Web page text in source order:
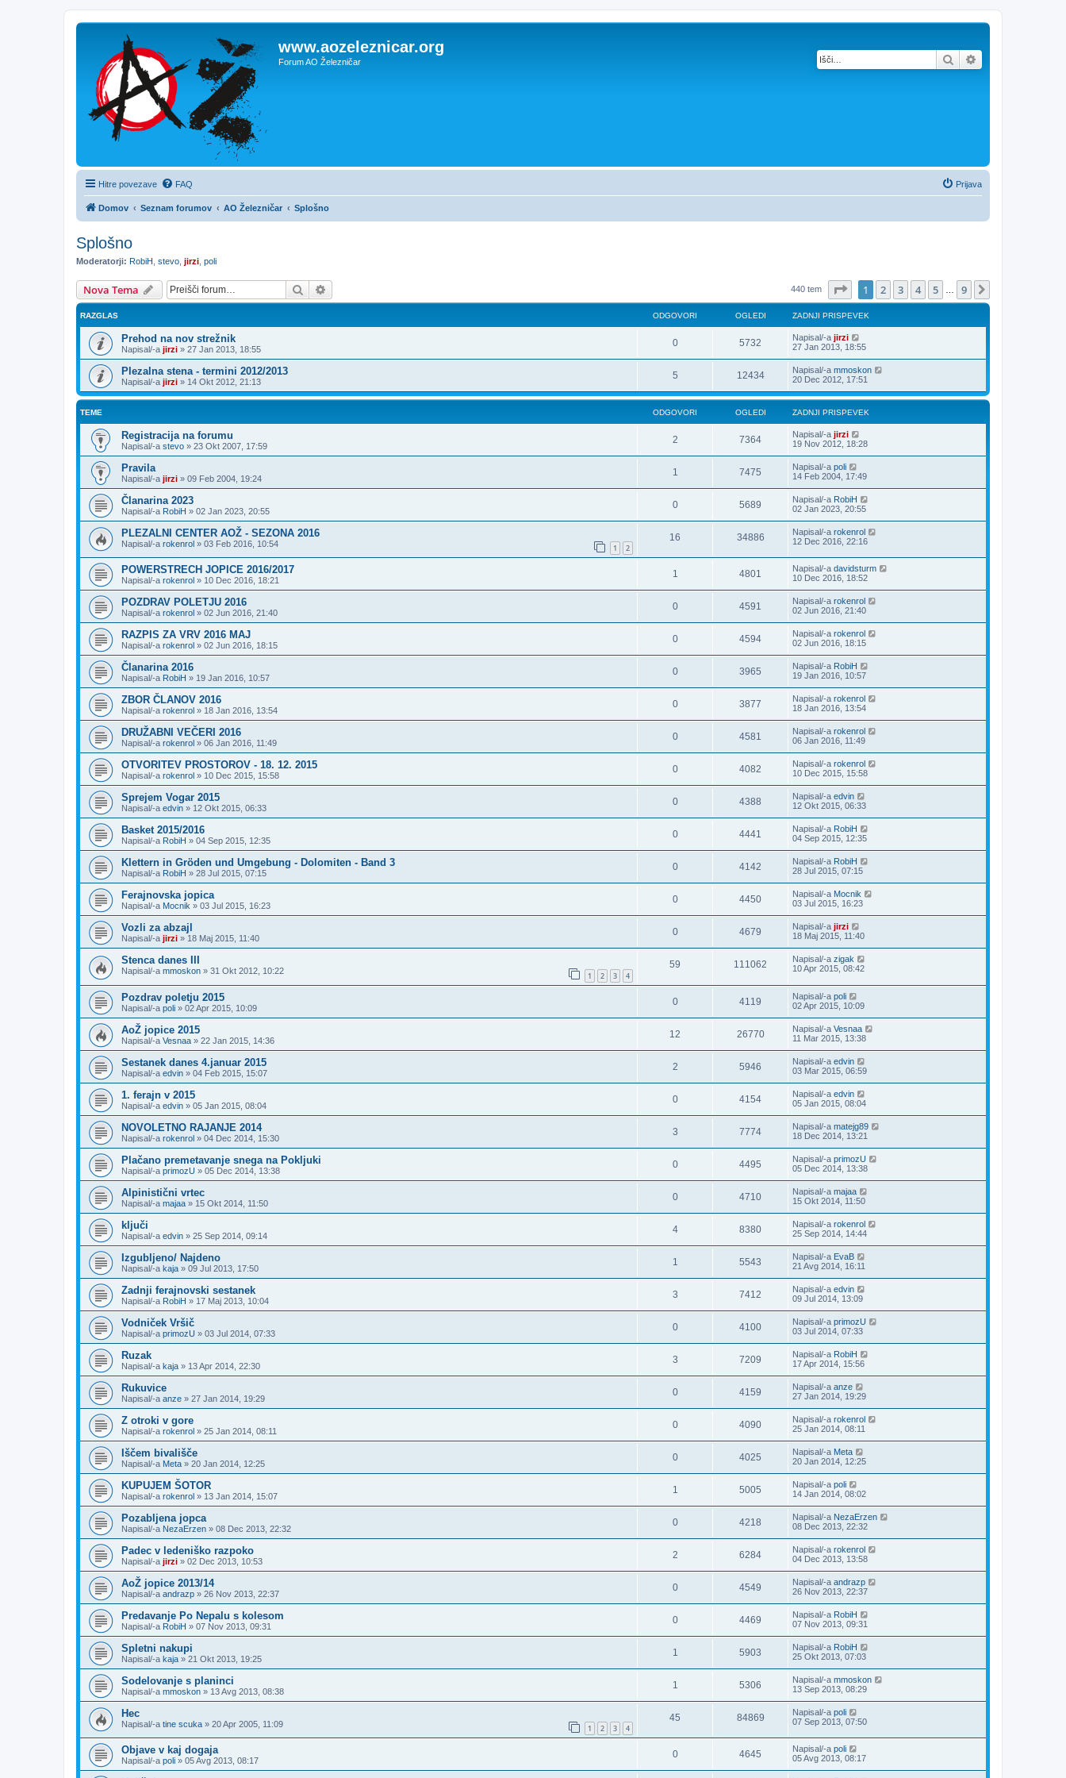
www.aozeleznicar.org
Forum AO Železničar Iskanje
Hitre povezave FAQ Prijava
Domov Seznam forumov AO Železničar Splošno
Splošno
Moderatorji: RobiH stevo jirzi poli
Nova Tema Iskanje 440 tem Stran 1od9
1 2 3 4 5 9
RAZGLAS ODGOVORI OGLEDI ZADNJI PRISPEVEK
Prehod na nov strežnik
Napisal/-a jirzi » 27 Jan 2013, 18:55
0 5732 Napisal/-a jirzi
27 Jan 2013, 18:55
Plezalna stena - termini 2012/2013
Napisal/-a jirzi » 14 Okt 2012, 21:13
5 12434 Napisal/-a mmoskon
20 Dec 2012, 17:51
TEME ODGOVORI OGLEDI ZADNJI PRISPEVEK
Registracija na forumu
Napisal/-a stevo » 23 Okt 2007, 17:59
2 7364 Napisal/-a jirzi
19 Nov 2012, 18:28
Pravila
Napisal/-a jirzi » 09 Feb 2004, 19:24
1 7475 Napisal/-a poli
14 Feb 2004, 17:49
Članarina 2023
Napisal/-a RobiH » 02 Jan 2023, 20:55
0 5689 Napisal/-a RobiH
02 Jan 2023, 20:55
PLEZALNI CENTER AOŽ - SEZONA 2016
Napisal/-a rokenrol » 03 Feb 2016, 10:54 1 2
16 34886 Napisal/-a rokenrol
12 Dec 2016, 22:16
POWERSTRECH JOPICE 2016/2017
Napisal/-a rokenrol » 10 Dec 2016, 18:21
1 4801 Napisal/-a davidsturm
10 Dec 2016, 18:52
POZDRAV POLETJU 2016
Napisal/-a rokenrol » 02 Jun 2016, 21:40
0 4591 Napisal/-a rokenrol
02 Jun 2016, 21:40
RAZPIS ZA VRV 2016 MAJ
Napisal/-a rokenrol » 02 Jun 2016, 18:15
0 4594 Napisal/-a rokenrol
02 Jun 2016, 18:15
Članarina 2016
Napisal/-a RobiH » 19 Jan 2016, 10:57
0 3965 Napisal/-a RobiH
19 Jan 2016, 10:57
ZBOR ČLANOV 2016
Napisal/-a rokenrol » 18 Jan 2016, 13:54
0 3877 Napisal/-a rokenrol
18 Jan 2016, 13:54
DRUŽABNI VEČERI 2016
Napisal/-a rokenrol » 06 Jan 2016, 11:49
0 4581 Napisal/-a rokenrol
06 Jan 2016, 11:49
OTVORITEV PROSTOROV - 18. 12. 2015
Napisal/-a rokenrol » 10 Dec 2015, 15:58
0 4082 Napisal/-a rokenrol
10 Dec 2015, 15:58
Sprejem Vogar 2015
Napisal/-a edvin » 12 Okt 2015, 06:33
0 4388 Napisal/-a edvin
12 Okt 2015, 06:33
Basket 2015/2016
Napisal/-a RobiH » 04 Sep 2015, 12:35
0 4441 Napisal/-a RobiH
04 Sep 2015, 12:35
Klettern in Gröden und Umgebung - Dolomiten - Band 3
Napisal/-a RobiH » 28 Jul 2015, 07:15
0 4142 Napisal/-a RobiH
28 Jul 2015, 07:15
Ferajnovska jopica
Napisal/-a Mocnik » 03 Jul 2015, 16:23
0 4450 Napisal/-a Mocnik
03 Jul 2015, 16:23
Vozli za abzajl
Napisal/-a jirzi » 18 Maj 2015, 11:40
0 4679 Napisal/-a jirzi
18 Maj 2015, 11:40
Stenca danes III
Napisal/-a mmoskon » 31 Okt 2012, 10:22 1 2 3 4
59 111062 Napisal/-a zigak
10 Apr 2015, 08:42
Pozdrav poletju 2015
Napisal/-a poli » 02 Apr 2015, 10:09
0 4119 Napisal/-a poli
02 Apr 2015, 10:09
AoŽ jopice 2015
Napisal/-a Vesnaa » 22 Jan 2015, 14:36
12 26770 Napisal/-a Vesnaa
11 Mar 2015, 13:38
Sestanek danes 4.januar 2015
Napisal/-a edvin » 04 Feb 2015, 15:07
2 5946 Napisal/-a edvin
03 Mar 2015, 06:59
1. ferajn v 2015
Napisal/-a edvin » 05 Jan 2015, 08:04
0 4154 Napisal/-a edvin
05 Jan 2015, 08:04
NOVOLETNO RAJANJE 2014
Napisal/-a rokenrol » 04 Dec 2014, 15:30
3 7774 Napisal/-a matejg89
18 Dec 2014, 13:21
Plačano premetavanje snega na Pokljuki
Napisal/-a primozU » 05 Dec 2014, 13:38
0 4495 Napisal/-a primozU
05 Dec 2014, 13:38
Alpinistični vrtec
Napisal/-a majaa » 15 Okt 2014, 11:50
0 4710 Napisal/-a majaa
15 Okt 2014, 11:50
ključi
Napisal/-a edvin » 25 Sep 2014, 09:14
4 8380 Napisal/-a rokenrol
25 Sep 2014, 14:44
Izgubljeno/ Najdeno
Napisal/-a kaja » 09 Jul 2013, 17:50
1 5543 Napisal/-a EvaB
21 Avg 2014, 16:11
Zadnji ferajnovski sestanek
Napisal/-a RobiH » 17 Maj 2013, 10:04
3 7412 Napisal/-a edvin
09 Jul 2014, 13:09
Vodniček Vršič
Napisal/-a primozU » 03 Jul 2014, 07:33
0 4100 Napisal/-a primozU
03 Jul 2014, 07:33
Ruzak
Napisal/-a kaja » 13 Apr 2014, 22:30
3 7209 Napisal/-a RobiH
17 Apr 2014, 15:56
Rukuvice
Napisal/-a anze » 27 Jan 2014, 19:29
0 4159 Napisal/-a anze
27 Jan 2014, 19:29
Z otroki v gore
Napisal/-a rokenrol » 25 Jan 2014, 08:11
0 4090 Napisal/-a rokenrol
25 Jan 2014, 08:11
Iščem bivališče
Napisal/-a Meta » 20 Jan 2014, 12:25
0 4025 Napisal/-a Meta
20 Jan 2014, 12:25
KUPUJEM ŠOTOR
Napisal/-a rokenrol » 13 Jan 2014, 15:07
1 5005 Napisal/-a poli
14 Jan 2014, 08:02
Pozabljena jopca
Napisal/-a NezaErzen » 08 Dec 2013, 22:32
0 4218 Napisal/-a NezaErzen
08 Dec 2013, 22:32
Padec v ledeniško razpoko
Napisal/-a jirzi » 02 Dec 2013, 10:53
2 6284 Napisal/-a rokenrol
04 Dec 2013, 13:58
AoŽ jopice 2013/14
Napisal/-a andrazp » 26 Nov 2013, 22:37
0 4549 Napisal/-a andrazp
26 Nov 2013, 22:37
Predavanje Po Nepalu s kolesom
Napisal/-a RobiH » 07 Nov 2013, 09:31
0 4469 Napisal/-a RobiH
07 Nov 2013, 09:31
Spletni nakupi
Napisal/-a kaja » 21 Okt 2013, 19:25
1 5903 Napisal/-a RobiH
25 Okt 2013, 07:03
Sodelovanje s planinci
Napisal/-a mmoskon » 13 Avg 2013, 08:38
1 5306 Napisal/-a mmoskon
13 Sep 2013, 08:29
Hec
Napisal/-a tine scuka » 20 Apr 2005, 11:09 1 2 3 4
45 84869 Napisal/-a poli
07 Sep 2013, 07:50
Objave v kaj dogaja
Napisal/-a poli » 05 Avg 2013, 08:17
0 4645 Napisal/-a poli
05 Avg 2013, 08:17